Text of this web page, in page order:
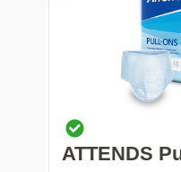
ATTENDS